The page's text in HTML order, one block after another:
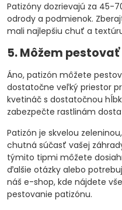
Patizóny dozrievajú za 45-
odrody a podmienok.
mali najlepšiu chuť a
5. Môžem
Áno, patizón môžete
dostatočne veľký priestor
kvetináč s dostatočnou
zabezpečte rastlinám
Patizón je skvelou
chutná súčasť vašej
týmito tipmi môžete
ďalšie otázky alebo
náš e-shop, kde nájdete
pestovanie patizónu.